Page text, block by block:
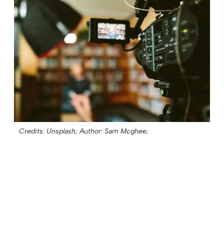
Credits: Unsplash; Author: Sam Mcghee;